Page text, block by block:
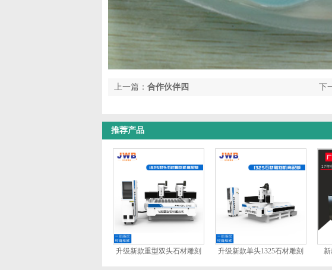
下
上一篇： 合作伙伴四
推荐产品
升级新款重型双头石材雕刻
升级新款单头1325石材雕刻